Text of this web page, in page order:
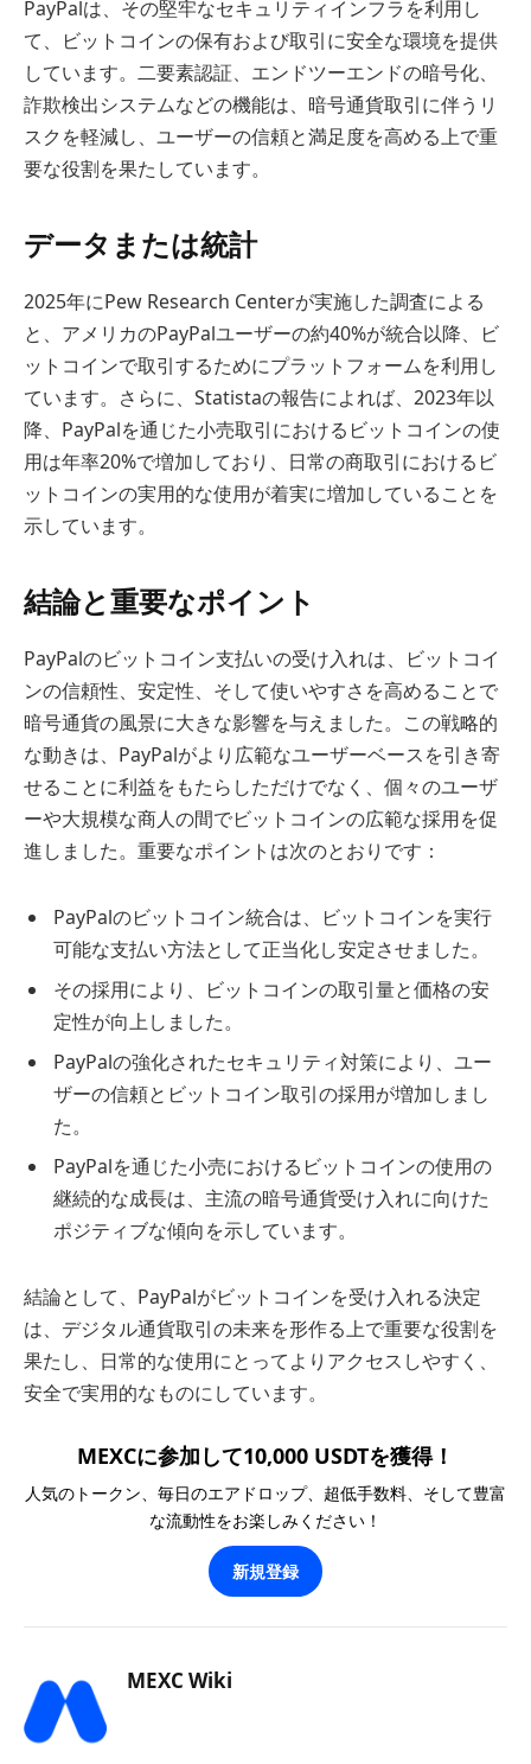
PayPalは、その堅牢なセキュリティインフラを利用し
て、ビットコインの保有および取引に安全な環境を提供
しています。二要素認証、エンドツーエンドの暗号化、
詐欺検出システムなどの機能は、暗号通貨取引に伴うリ
スクを軽減し、ユーザーの信頼と満足度を高める上で重
要な役割を果たしています。
データまたは統計
2025年にPew Research Centerが実施した調査による
と、アメリカのPayPalユーザーの約40%が統合以降、ビ
ットコインで取引するためにプラットフォームを利用し
ています。さらに、Statistaの報告によれば、2023年以
降、PayPalを通じた小売取引におけるビットコインの使
用は年率20%で増加しており、日常の商取引におけるビ
ットコインの実用的な使用が着実に増加していることを
示しています。
結論と重要なポイント
PayPalのビットコイン支払いの受け入れは、ビットコイ
ンの信頼性、安定性、そして使いやすさを高めることで
暗号通貨の風景に大きな影響を与えました。この戦略的
な動きは、PayPalがより広範なユーザーベースを引き寄
せることに利益をもたらしただけでなく、個々のユーザ
ーや大規模な商人の間でビットコインの広範な採用を促
進しました。重要なポイントは次のとおりです：
PayPalのビットコイン統合は、ビットコインを実行
可能な支払い方法として正当化し安定させました。
その採用により、ビットコインの取引量と価格の安
定性が向上しました。
PayPalの強化されたセキュリティ対策により、ユー
ザーの信頼とビットコイン取引の採用が増加しまし
た。
PayPalを通じた小売におけるビットコインの使用の
継続的な成長は、主流の暗号通貨受け入れに向けた
ポジティブな傾向を示しています。
結論として、PayPalがビットコインを受け入れる決定
は、デジタル通貨取引の未来を形作る上で重要な役割を
果たし、日常的な使用にとってよりアクセスしやすく、
安全で実用的なものにしています。
MEXCに参加して10,000 USDTを獲得！
人気のトークン、毎日のエアドロップ、超低手数料、そして豊富
な流動性をお楽しみください！
新規登録
MEXC Wiki